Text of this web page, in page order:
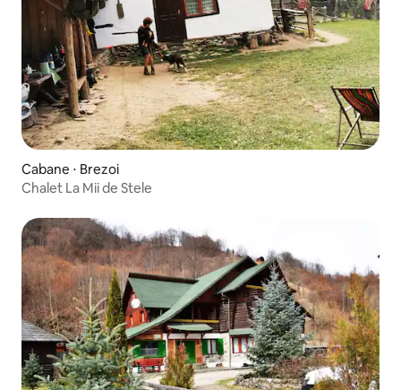
Cabane ⋅ Brezoi
Chalet La Mii de Stele